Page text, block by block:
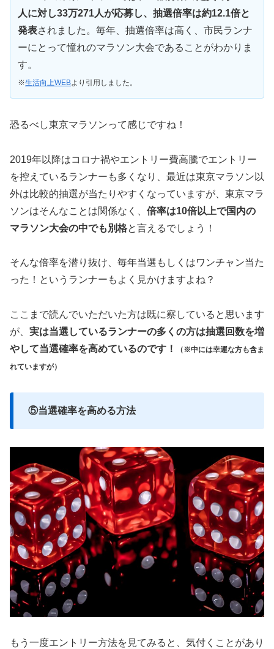
人に対し33万271人が応募し、抽選倍率は約12.1倍と
発表されました。毎年、抽選倍率は高く、市民ランナ
ーにとって憧れのマラソン大会であることがわかりま
す。
※生活向上WEBより引用しました。
恐るべし東京マラソンって感じですね！
2019年以降はコロナ禍やエントリー費高騰でエントリー
を控えているランナーも多くなり、最近は東京マラソン以
外は比較的抽選が当たりやすくなっていますが、東京マラ
ソンはそんなことは関係なく、 倍率は10倍以上で国内の
マラソン大会の中でも別格と言えるでしょう！
そんな倍率を潜り抜け、毎年当選もしくはワンチャン当た
った！というランナーもよく見かけますよね？
ここまで読んでいただいた方は既に察していると思います
が、 実は当選しているランナーの多くの方は抽選回数を増
やして当選確率を高めているのです！
（※中には幸運な方も含ま
れていますが）
⑤当選確率を高める方法
もう一度エントリー方法を見てみると、気付くことがあり